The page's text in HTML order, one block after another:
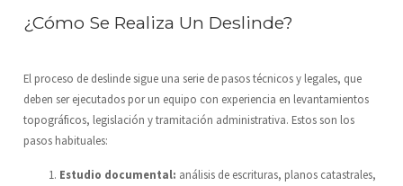
¿Cómo Se Realiza Un Deslinde?
El proceso de deslinde sigue una serie de pasos técnicos y legales, que
deben ser ejecutados por un equipo con experiencia en levantamientos
topográficos, legislación y tramitación administrativa. Estos son los
pasos habituales:
Estudio documental: análisis de escrituras, planos catastrales,